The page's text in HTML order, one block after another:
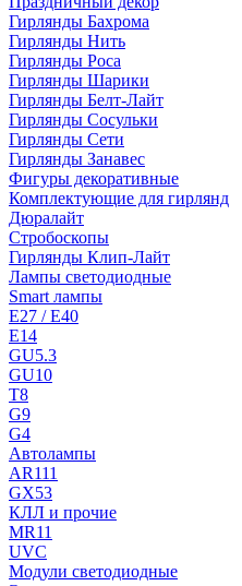
Гирлянды Бахрома
Гирлянды Нить
Гирлянды Роса
Гирлянды Шарики
Гирлянды Белт-Лайт
Гирлянды Сосульки
Гирлянды Сети
Гирлянды Занавес
Фигуры декоративные
Комплектующие для гирлянд
Дюралайт
Стробоскопы
Гирлянды Клип-Лайт
Лампы светодиодные
Smart лампы
E27 / E40
E14
GU5.3
GU10
T8
G9
G4
Автолампы
AR111
GX53
КЛЛ и прочие
MR11
UVC
Модули светодиодные